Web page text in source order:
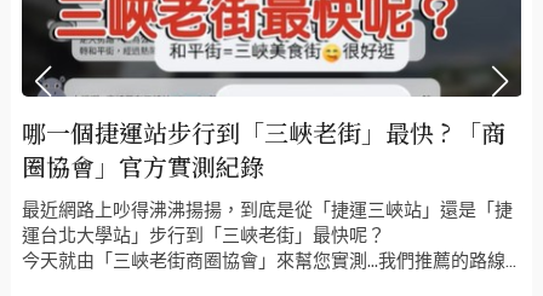
哪一個捷運站步行到「三峽老街」最快 ? 「商
圈協會」官方實測紀錄
最近網路上吵得沸沸揚揚，到底是從「捷運三峽站」還是「捷
運台北大學站」步行到「三峽老街」最快呢？
今天就由「三峽老街商圈協會」來幫您實測...我們推薦的路線